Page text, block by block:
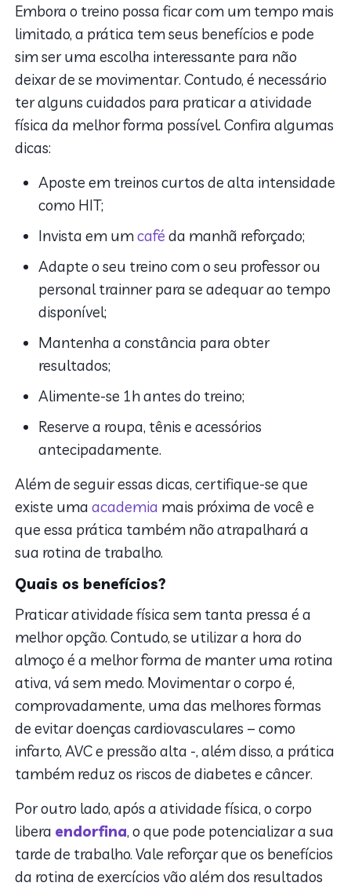
Embora o treino possa ficar com um tempo mais
limitado, a prática tem seus benefícios e pode
sim ser uma escolha interessante para não
deixar de se movimentar. Contudo, é necessário
ter alguns cuidados para praticar a atividade
física da melhor forma possível. Confira algumas
dicas:
Aposte em treinos curtos de alta intensidade
como HIT;
Invista em umcafé da manhã reforçado;
Adapte o seu treino com o seu professor ou
personal trainner para se adequar ao tempo
disponível;
Mantenha a constância para obter
resultados;
Alimente-se 1h antes do treino;
Reserve a roupa, tênis e acessórios
antecipadamente.
Além de seguir essas dicas, certifique-se que
existe umaacademia mais próxima de você e
que essa prática também não atrapalhará a
sua rotina de trabalho.
Quais os benefícios?
Praticar atividade física sem tanta pressa é a
melhor opção. Contudo, se utilizar a hora do
almoço é a melhor forma de manter uma rotina
ativa, vá sem medo. Movimentar o corpo é,
comprovadamente, uma das melhores formas
de evitar doenças cardiovasculares – como
infarto, AVC e pressão alta -, além disso, a prática
também reduz os riscos de diabetes e câncer.
Por outro lado, após a atividade física, o corpo
libera endorfina, o que pode potencializar a sua
tarde de trabalho. Vale reforçar que os benefícios
da rotina de exercícios vão além dos resultados